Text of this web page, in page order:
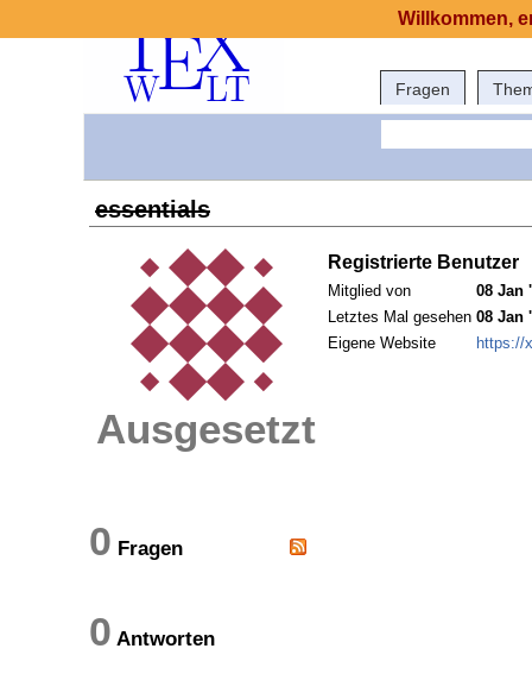
Fragen
essentials
Ausgesetzt
Registrierte Benutzer
Mitglied von
08 Jan
Letztes Mal gesehen 08 Jan
Eigene Website
https://
0 Fragen
0 Antworten
Willkommen,